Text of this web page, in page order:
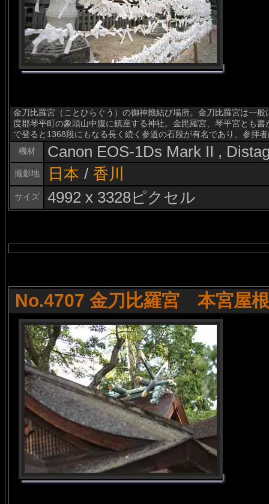
金刀比羅宮（ことひらぐう）の御神籤結び場所。金刀比羅宮は一
度郡琴平町の象頭山中腹に鎮座する神社。金毘羅宮、琴平宮とも
で登ると1368段にもなる長く続く参道の石段が有名であり、参拝
機材
Canon EOS-1Ds Mark II ,
撮影地 日本 / 香川
サイズ 4992 x 3328ピクセル
No.4707 金刀比羅宮 本宮屋根